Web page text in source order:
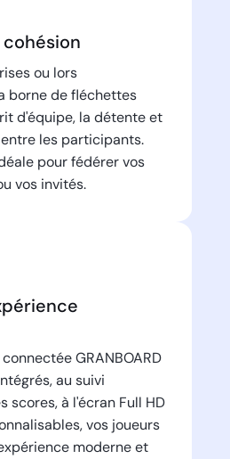
ou lors
borne de fléchettes
d'équipe, la détente et
les participants.
pour fédérer vos
vos invités.
GRANBOARD
au suivi
scores, à l'écran Full HD
vos joueurs
moderne et